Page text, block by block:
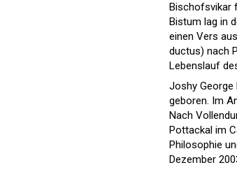
Bischofsvikar
Bistum lag in
einen Vers
ductus) nach
Lebenslauf
Joshy George
geboren. Im
Nach
Pottackal im
Philosophie
Dezember